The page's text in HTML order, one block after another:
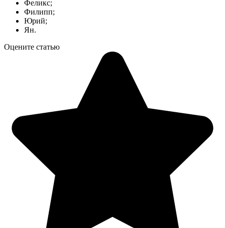
Феликс;
Филипп;
Юрий;
Ян.
Оцените статью